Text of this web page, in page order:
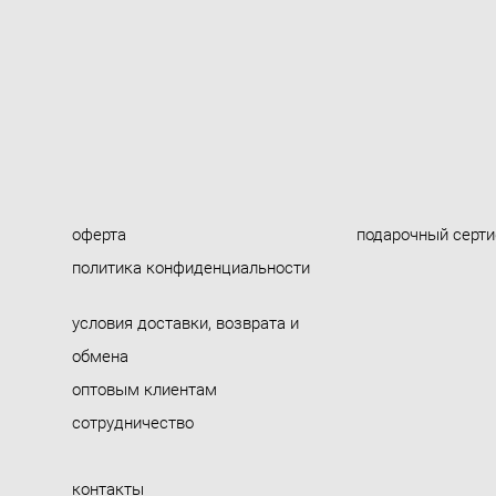
оферта
политика конфиденциальности
условия доставки, возврата и
обмена
оптовым клиентам
сотрудничество
контакты
подарочный